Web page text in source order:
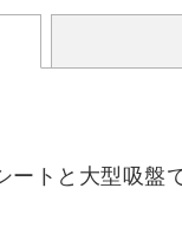
ートと大型吸